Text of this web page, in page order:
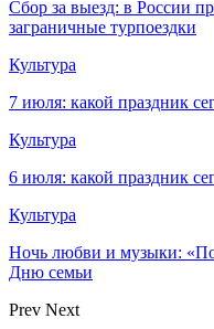
Сбор за выезд: в России
заграничные турпоездки
Культура
7 июля: какой праздник
Культура
6 июля: какой праздник
Культура
Ночь любви и музыки:
Дню семьи
Prev Next